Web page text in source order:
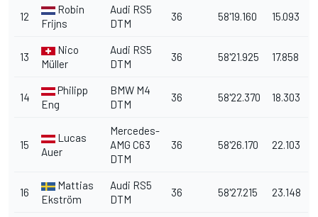
12
Robin
Frijns
Audi RS5
DTM
36 58'19.160 15.093
13
Nico
Müller
Audi RS5
DTM
36 58'21.925 17.858
14
Philipp
Eng
BMW M4
DTM
36 58'22.370 18.303
15
Lucas
Auer
Mercedes-
AMG C63
DTM
36 58'26.170 22.103
16
Mattias
Ekström
Audi RS5
DTM
36 58'27.215 23.148